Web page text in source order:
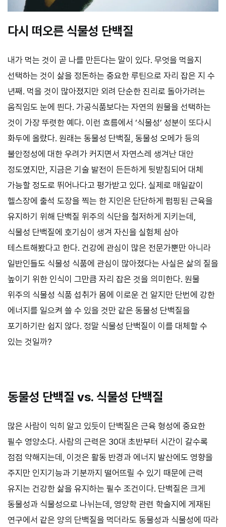
다시 떠오른 식물성 단백질
내가 먹는 것이 곧 나를 만든다는 말이 있다. 무엇을 먹을지
선택하는 것이 삶을 정돈하는 중요한 루틴으로 자리 잡은 지 수
년째. 먹을 것이 많아졌지만 외려 단순한 진리로 돌아가려는
움직임도 눈에 띈다. 가공식품보다는 자연의 원물을 선택하는
것이 가장 뚜렷한 예다. 이런 흐름에서 ‘식물성’ 성분이 또다시
화두에 올랐다. 원래는 동물성 단백질, 동물성 오메가 등의
불안정성에 대한 우려가 커지면서 자연스레 생겨난 대안
정도였지만, 지금은 기술 발전이 든든하게 뒷받침되어 대체
가능할 정도로 뛰어나다고 평가받고 있다. 실제로 매일같이
헬스장에 출석 도장을 찍는 한 지인은 단단하게 펌핑된 근육을
유지하기 위해 단백질 위주의 식단을 철저하게 지키는데,
식물성 단백질에 호기심이 생겨 자신을 실험체 삼아
테스트해봤다고 한다. 건강에 관심이 많은 전문가뿐만 아니라
일반인들도 식물성 식품에 관심이 많아졌다는 사실은 삶의 질을
높이기 위한 인식이 그만큼 자리 잡은 것을 의미한다. 원물
위주의 식물성 식품 섭취가 몸에 이로운 건 알지만 단번에 강한
에너지를 일으켜 쓸 수 있을 것만 같은 동물성 단백질을
포기하기란 쉽지 않다. 정말 식물성 단백질이 이를 대체할 수
있는 것일까?
동물성 단백질 vs. 식물성 단백질
많은 사람이 익히 알고 있듯이 단백질은 근육 형성에 중요한
필수 영양소다. 사람의 근력은 30대 초반부터 시간이 갈수록
점점 약해지는데, 이것은 활동 반경과 에너지 발산에도 영향을
주지만 인지기능과 기분까지 떨어뜨릴 수 있기 때문에 근력
유지는 건강한 삶을 유지하는 필수 조건이다. 단백질은 크게
동물성과 식물성으로 나뉘는데, 영양학 관련 학술지에 게재된
연구에서 같은 양의 단백질을 먹더라도 동물성과 식물성에 따라